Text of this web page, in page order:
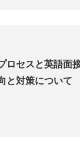
ロセスと英語面
と対策について